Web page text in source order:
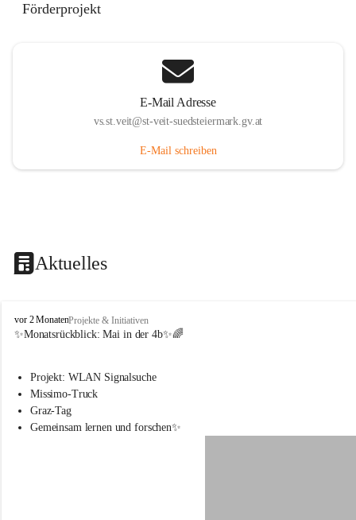
Förderprojekt
E-Mail Adresse
vs.st.veit@st-veit-suedsteiermark.gv.at
E-Mail schreiben
Aktuelles
V
o
s
s
c
vor 2 MonatenProjekte & Initiativen
✨Monatsrückblick: Mai in der 4b✨🌈
Projekt: WLAN Signalsuche
Missimo-Truck
Graz-Tag
Gemeinsam lernen und forschen✨